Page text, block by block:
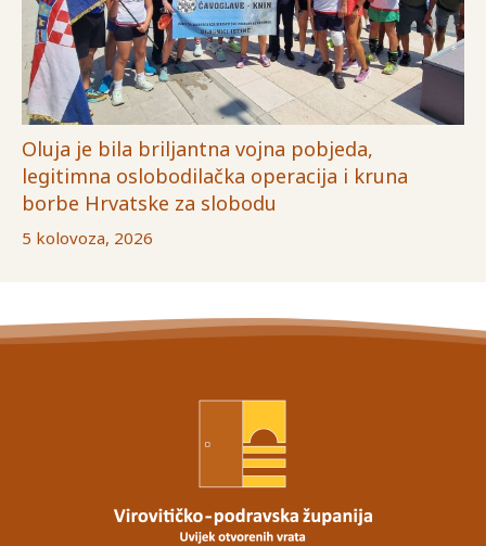
Oluja je bila briljantna vojna pobjeda,
legitimna oslobodilačka operacija i kruna
borbe Hrvatske za slobodu
5 kolovoza, 2026